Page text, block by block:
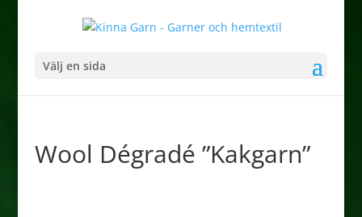
Välj en sida
Wool Dégradé ”Kakgarn”